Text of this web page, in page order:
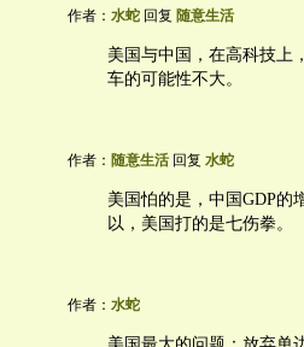
作者： 水蛇 回复 随意生活
美国与中国，在高科技上
车的可能性不大。
作者： 随意生活 回复 水蛇
美国怕的是，中国GDP的
以，美国打的是七伤拳。
作者： 水蛇